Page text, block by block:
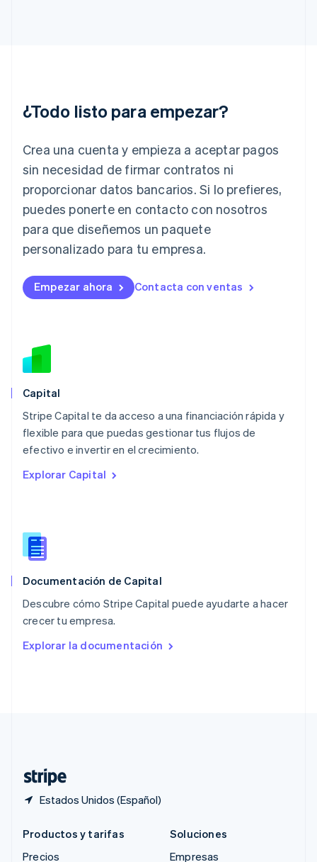
¿Todo listo para empezar?
Crea una cuenta y empieza a aceptar pagos
sin necesidad de firmar contratos ni
proporcionar datos bancarios. Si lo prefieres,
puedes ponerte en contacto con nosotros
para que diseñemos un paquete
personalizado para tu empresa.
Empezar ahora Contacta con ventas
Capital
Stripe Capital te da acceso a una financiación rápida y
flexible para que puedas gestionar tus flujos de
efectivo e invertir en el crecimiento.
Explorar Capital
Documentación de Capital
Descubre cómo Stripe Capital puede ayudarte a hacer
crecer tu empresa.
Explorar la documentación
Estados Unidos (Español)
Irlanda
Italia
English
Japón
日本語English
Letonia
Liechtenstein
DeutschEnglish
English
Luxemburgo
Malta
México
Español
English
Nueva Zelandia
English
NederlandsEnglish
Português
RAE de Hong Kong, China
Reino Unido
República Checa
English
English
Productos y tarifas
Precios
Soluciones
Empresas